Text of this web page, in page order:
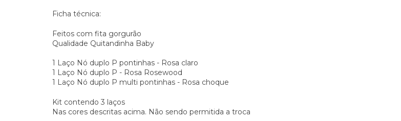
Ficha técnica:
Feitos com fita gorgurão
Qualidade Quitandinha Baby
1 Laço Nó duplo P pontinhas - Rosa claro
1 Laço Nó duplo P - Rosa Rosewood
1 Laço Nó duplo P multi pontinhas - Rosa choque
Kit contendo 3 laços
Nas cores descritas acima. Não sendo permitida a troca